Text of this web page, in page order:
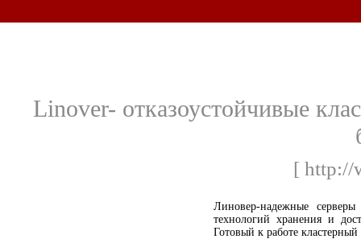
Linover- отказоустойчивые
[ http://
Линовер-надежные серверы
технологий хранения и
Готовый к работе кластерный